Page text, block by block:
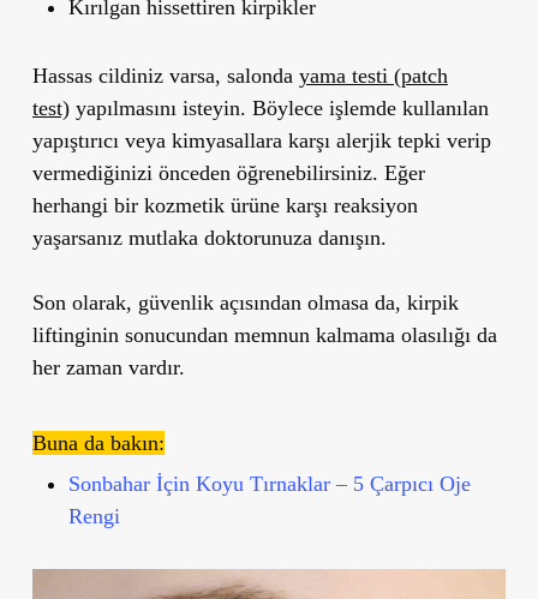
Kırılgan hissettiren kirpikler
Hassas cildiniz varsa, salonda yama testi (patch
test)yapılmasını isteyin. Böylece işlemde kullanılan
yapıştırıcı veya kimyasallara karşı alerjik tepki verip
vermediğinizi önceden öğrenebilirsiniz. Eğer
herhangi bir kozmetik ürüne karşı reaksiyon
yaşarsanız mutlaka doktorunuza danışın.
Son olarak, güvenlik açısından olmasa da, kirpik
liftinginin sonucundan memnun kalmamaolasılığı da
her zaman vardır.
Buna da bakın:
Sonbahar İçin Koyu Tırnaklar – 5 Çarpıcı Oje
Rengi